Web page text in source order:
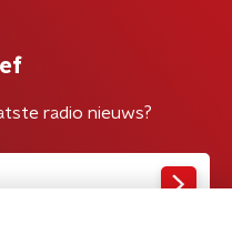
radio nieuws?